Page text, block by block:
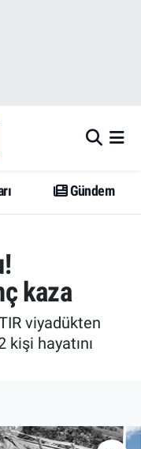
Gündem
kaza
viyadükten
hayatını